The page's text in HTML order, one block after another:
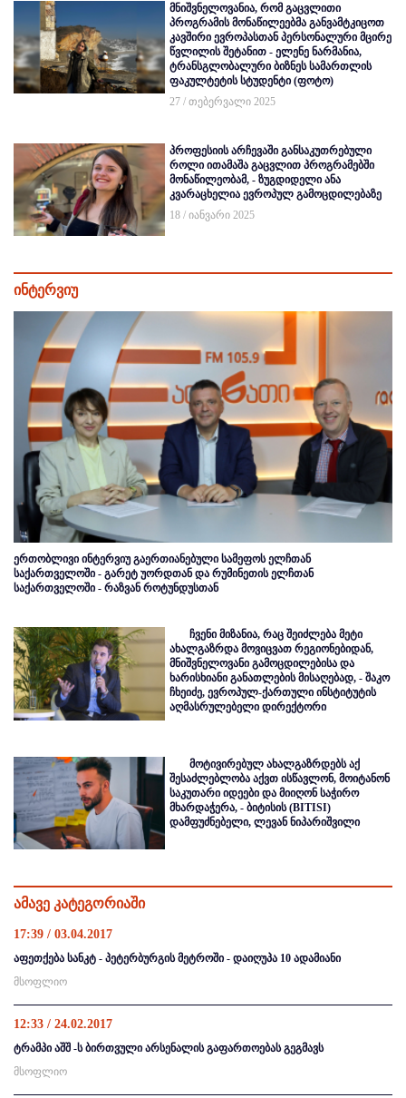
მნიშვნელოვანია, რომ გაცვლითი
პროგრამის მონაწილეებმა განვამტკიცოთ
კავშირი ევროპასთან პერსონალური მცირე
წვლილის შეტანით - ელენე ნარმანია,
ტრანსგლობალური ბიზნეს სამართლის
ფაკულტეტის სტუდენტი (ფოტო)
27 / თებერვალი 2025
პროფესიის არჩევაში განსაკუთრებული
როლი ითამაშა გაცვლით პროგრამებში
მონაწილეობამ, - ზუგდიდელი ანა
კვარაცხელია ევროპულ გამოცდილებაზე
18 / იანვარი 2025
ინტერვიუ
ერთობლივი ინტერვიუ გაერთიანებული სამეფოს ელჩთან
საქართველოში - გარეტ უორდთან და რუმინეთის ელჩთან
საქართველოში - რაზვან როტუნდუსთან
ჩვენი მიზანია, რაც შეიძლება მეტი
ახალგაზრდა მოვიცვათ რეგიონებიდან,
მნიშვნელოვანი გამოცდილებისა და
ხარისხიანი განათლების მისაღებად, - შაკო
ჩხეიძე, ევროპულ-ქართული ინსტიტუტის
აღმასრულებელი დირექტორი
მოტივირებულ ახალგაზრდებს აქ
შესაძლებლობა აქვთ ისწავლონ, მოიტანონ
საკუთარი იდეები და მიიღონ საჭირო
მხარდაჭერა, - ბიტისის (BITISI)
დამფუძნებელი, ლევან ნიპარიშვილი
ამავე კატეგორიაში
17:39 / 03.04.2017
აფეთქება სანკტ - პეტერბურგის მეტროში - დაიღუპა 10 ადამიანი
მსოფლიო
12:33 / 24.02.2017
ტრამპი აშშ -ს ბირთვული არსენალის გაფართოებას გეგმავს
მსოფლიო